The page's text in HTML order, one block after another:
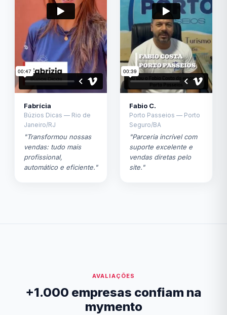
Fabrícia
Búzios Dicas — Rio de
Janeiro/RJ
"Transformou nossas
vendas: tudo mais
profissional,
automático e eficiente."
Fabio C.
Porto Passeios — Porto
Seguro/BA
"Parceria incrível com
suporte excelente e
vendas diretas pelo
site."
AVALIAÇÕES
+1.000 empresas confiam na
mymento